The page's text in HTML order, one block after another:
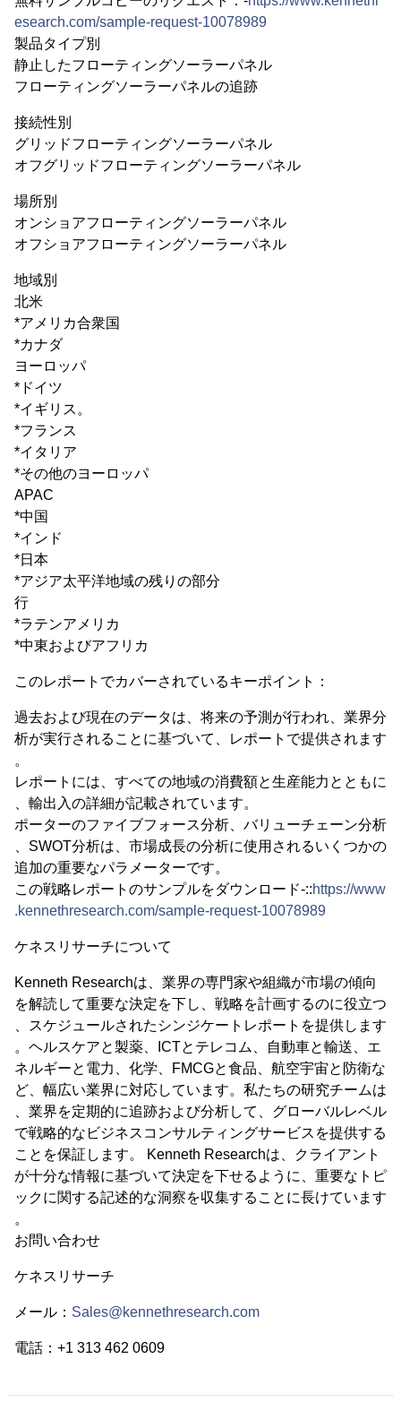
esearch.com/sample-request-10078989
製品タイプ別
静止したフローティングソーラーパネル
フローティングソーラーパネルの追跡
接続性別
グリッドフローティングソーラーパネル
オフグリッドフローティングソーラーパネル
場所別
オンショアフローティングソーラーパネル
オフショアフローティングソーラーパネル
地域別
北米
*アメリカ合衆国
*カナダ
ヨーロッパ
*ドイツ
*イギリス。
*フランス
*イタリア
*その他のヨーロッパ
APAC
*中国
*インド
*日本
*アジア太平洋地域の残りの部分
行
*ラテンアメリカ
*中東およびアフリカ
このレポートでカバーされているキーポイント：
過去および現在のデータは、将来の予測が行われ、業界分
析が実行されることに基づいて、レポートで提供されます
。
レポートには、すべての地域の消費額と生産能力とともに
、輸出入の詳細が記載されています。
ポーターのファイブフォース分析、バリューチェーン分析
、SWOT分析は、市場成長の分析に使用されるいくつかの
追加の重要なパラメーターです。
この戦略レポートのサンプルをダウンロード-::https://www
.kennethresearch.com/sample-request-10078989
ケネスリサーチについて
Kenneth Researchは、業界の専門家や組織が市場の傾向
を解読して重要な決定を下し、戦略を計画するのに役立つ
、スケジュールされたシンジケートレポートを提供します
。ヘルスケアと製薬、ICTとテレコム、自動車と輸送、エ
ネルギーと電力、化学、FMCGと食品、航空宇宙と防衛な
ど、幅広い業界に対応しています。私たちの研究チームは
、業界を定期的に追跡および分析して、グローバルレベル
で戦略的なビジネスコンサルティングサービスを提供する
ことを保証します。 Kenneth Researchは、クライアント
が十分な情報に基づいて決定を下せるように、重要なトピ
ックに関する記述的な洞察を収集することに長けています
。
お問い合わせ
ケネスリサーチ
メール： Sales@kennethresearch.com
電話：+1 313 462 0609